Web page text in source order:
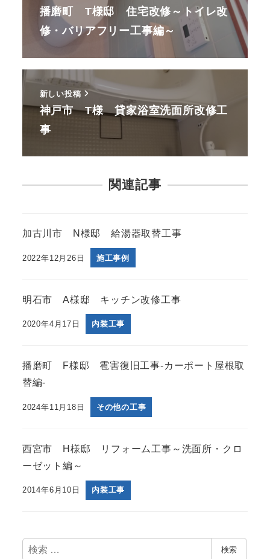
播磨町 T様邸 住宅改修～トイレ改
修・バリアフリー工事編～
新しい投稿
神戸市 T様 貸家浴室洗面所改修工
事
関連記事
加古川市 N様邸 給湯器取替工事
2022年12月26日 施工事例
明石市 A様邸 キッチン改修工事
2020年4月17日 内装工事
播磨町 F様邸 雹害復旧工事-カーポート屋根取
替編-
2024年11月18日 その他の工事
西宮市 H様邸 リフォーム工事～洗面所・クロ
ーゼット編～
2014年6月10日 内装工事
検
検索